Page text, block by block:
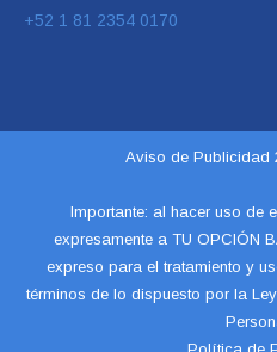
+52 1 81 2354 0170
Aviso de Publicidad
Importante: al hacer uso de
expresamente a TU OPCIÓN
expreso para el tratamiento y
términos de lo dispuesto por la